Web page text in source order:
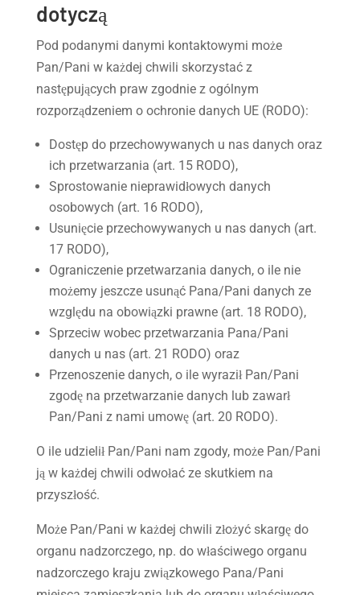
dotyczą
Pod podanymi danymi kontaktowymi może
Pan/Pani w każdej chwili skorzystać z
następujących praw zgodnie z ogólnym
rozporządzeniem o ochronie danych UE (RODO):
Dostęp do przechowywanych u nas danych oraz
ich przetwarzania (art. 15 RODO),
Sprostowanie nieprawidłowych danych
osobowych (art. 16 RODO),
Usunięcie przechowywanych u nas danych (art.
17 RODO),
Ograniczenie przetwarzania danych, o ile nie
możemy jeszcze usunąć Pana/Pani danych ze
względu na obowiązki prawne (art. 18 RODO),
Sprzeciw wobec przetwarzania Pana/Pani
danych u nas (art. 21 RODO) oraz
Przenoszenie danych, o ile wyraził Pan/Pani
zgodę na przetwarzanie danych lub zawarł
Pan/Pani z nami umowę (art. 20 RODO).
O ile udzielił Pan/Pani nam zgody, może Pan/Pani
ją w każdej chwili odwołać ze skutkiem na
przyszłość.
Może Pan/Pani w każdej chwili złożyć skargę do
organu nadzorczego, np. do właściwego organu
nadzorczego kraju związkowego Pana/Pani